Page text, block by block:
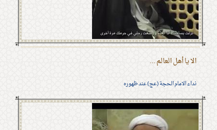
الا يا أهل العالم ...
نداء الامام الحجة (عج) عند ظهوره